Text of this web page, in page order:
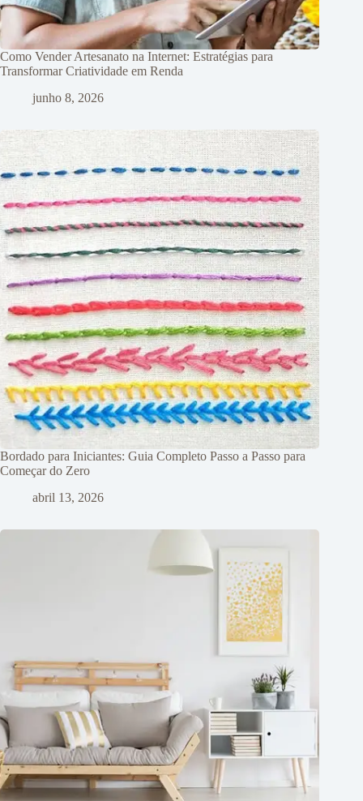
Como Vender Artesanato na Internet: Estratégias para
Transformar Criatividade em Renda
junho 8, 2026
Bordado para Iniciantes: Guia Completo Passo a Passo para
Começar do Zero
abril 13, 2026